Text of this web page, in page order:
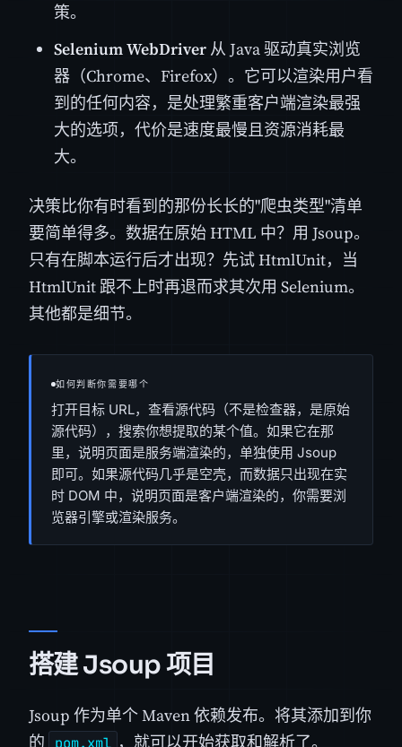
策。
Selenium WebDriver 从 Java 驱动真实浏览
器（Chrome、Firefox）。它可以渲染用户看
到的任何内容，是处理繁重客户端渲染最强
大的选项，代价是速度最慢且资源消耗最
大。
决策比你有时看到的那份长长的"爬虫类型"清单
要简单得多。数据在原始 HTML 中？用 Jsoup。
只有在脚本运行后才出现？先试 HtmlUnit，当
HtmlUnit 跟不上时再退而求其次用 Selenium。
其他都是细节。
如何判断你需要哪个
打开目标 URL，查看源代码（不是检查器，是原始
源代码），搜索你想提取的某个值。如果它在那
里，说明页面是服务端渲染的，单独使用 Jsoup
即可。如果源代码几乎是空壳，而数据只出现在实
时 DOM 中，说明页面是客户端渲染的，你需要浏
览器引擎或渲染服务。
搭建 Jsoup 项目
Jsoup 作为单个 Maven 依赖发布。将其添加到你
的
pom.xml ，就可以开始获取和解析了。